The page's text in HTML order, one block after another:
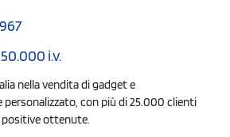
i.v.
nella vendita di gadget e
personalizzato, con più di 25.000 clienti
positive ottenute.